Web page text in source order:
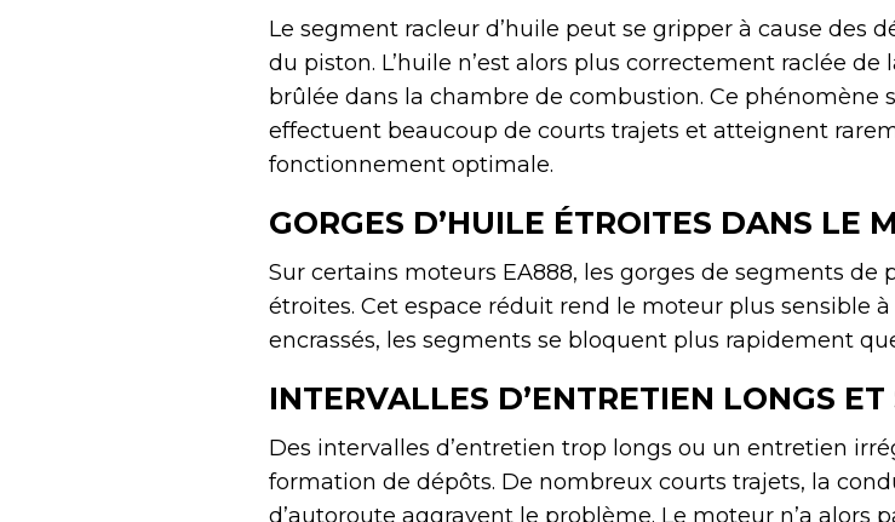
Le segment racleur d’huile peut se gripper à cause des
du piston. L’huile n’est alors plus correctement raclée
brûlée dans la chambre de combustion. Ce phénomène
effectuent beaucoup de courts trajets et atteignent
fonctionnement optimale.
GORGES D’HUILE ÉTROITES DANS LE
Sur certains moteurs EA888, les gorges de segments
étroites. Cet espace réduit rend le moteur plus sensible à
encrassés, les segments se bloquent plus rapidement
INTERVALLES D’ENTRETIEN LONGS
Des intervalles d’entretien trop longs ou un entretien
formation de dépôts. De nombreux courts trajets, la
d’autoroute aggravent le problème. Le moteur n’a alors